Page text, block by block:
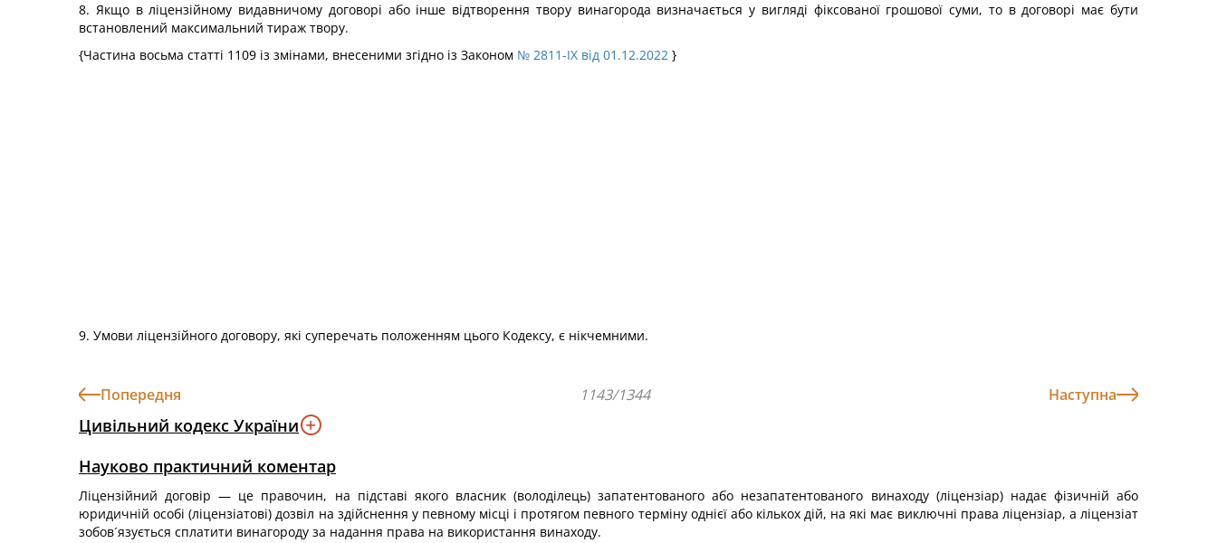
8. Якщо в ліцензійному видавничому договорі або інше відтворення твору винагорода визначається у вигляді фіксованої грошової суми, то в договорі має бути
встановлений максимальний тираж твору.
{Частина восьма статті 1109 із змінами, внесеними згідно із Законом № 2811-IX від 01.12.2022 }
9. Умови ліцензійного договору, які суперечать положенням цього Кодексу, є нікчемними.
Попередня 1143/1344 Наступна
Цивільний кодекс України
Науково практичний коментар
Ліцензійний договір — це правочин, на підставі якого власник (володілець) запатентованого або незапатентованого винаходу (ліцензіар) надає фізичній або
юридичній особі (ліцензіатові) дозвіл на здійснення у певному місці і протягом певного терміну однієї або кількох дій, на які має виключні права ліцензіар, а ліцензіат
зобов´язується сплатити винагороду за надання права на використання винаходу.